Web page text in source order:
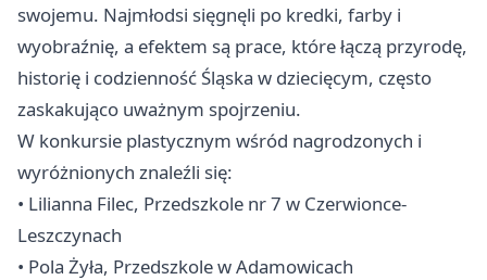
swojemu. Najmłodsi sięgnęli po kredki, farby i
wyobraźnię, a efektem są prace, które łączą przyrodę,
historię i codzienność Śląska w dziecięcym, często
zaskakująco uważnym spojrzeniu.
W konkursie plastycznym wśród nagrodzonych i
wyróżnionych znaleźli się:
• Lilianna Filec, Przedszkole nr 7 w Czerwionce-
Leszczynach
• Pola Żyła, Przedszkole w Adamowicach